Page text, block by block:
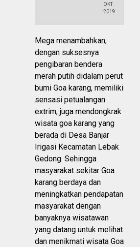
OKT
2019
Mega menambahkan,
dengan suksesnya
pengibaran bendera
merah putih didalam perut
bumi Goa karang, memiliki
sensasi petualangan
extrim, juga mendongkrak
wisata goa karang yang
berada di Desa Banjar
Irigasi Kecamatan Lebak
Gedong. Sehingga
masyarakat sekitar Goa
karang berdaya dan
meningkatkan pendapatan
masyarakat dengan
banyaknya wisatawan
yang datang untuk melihat
dan menikmati wisata Goa